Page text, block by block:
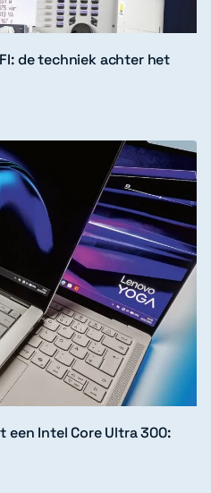
de techniek achter het
een Intel Core Ultra 300: